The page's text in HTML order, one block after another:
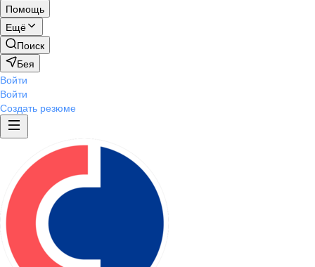
Помощь
Ещё
Поиск
Бея
Войти
Войти
Создать резюме